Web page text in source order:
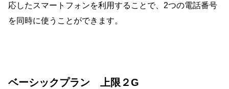
応したスマートフォンを利用することで、2つの電話番号
を同時に使うことができます。
ベーシックプラン 上限２G